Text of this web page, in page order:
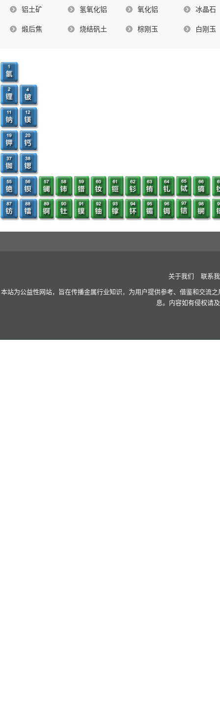
铝土矿 氢氧化铝 氧化铝 冰晶石
煅后焦 烧结矾土 棕刚玉 白刚玉
关于我们 联系
本站为公益性网站，旨在传播金属行业知识，为用户提供参考、借鉴和交流
息。内容如有侵权请